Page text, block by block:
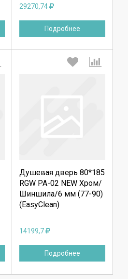
29270,74
Подробнее
Душевая дверь 80*185
RGW PA-02 NEW Хром/
Шиншила/6 мм (77-90)
(EasyClean)
14199,7
Подробнее
Продолжить
Отмена